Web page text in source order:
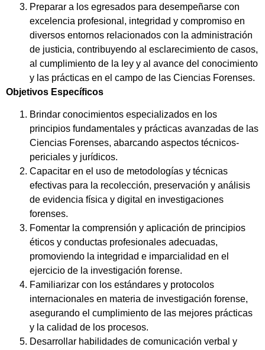
Preparar a los egresados para desempeñarse con
excelencia profesional, integridad y compromiso en
diversos entornos relacionados con la administración
de justicia, contribuyendo al esclarecimiento de casos,
al cumplimiento de la ley y al avance del conocimiento
y las prácticas en el campo de las Ciencias Forenses.
Objetivos Específicos
Brindar conocimientos especializados en los
principios fundamentales y prácticas avanzadas de las
Ciencias Forenses, abarcando aspectos técnicos-
periciales y jurídicos.
Capacitar en el uso de metodologías y técnicas
efectivas para la recolección, preservación y análisis
de evidencia física y digital en investigaciones
forenses.
Fomentar la comprensión y aplicación de principios
éticos y conductas profesionales adecuadas,
promoviendo la integridad e imparcialidad en el
ejercicio de la investigación forense.
Familiarizar con los estándares y protocolos
internacionales en materia de investigación forense,
asegurando el cumplimiento de las mejores prácticas
y la calidad de los procesos.
Desarrollar habilidades de comunicación verbal y